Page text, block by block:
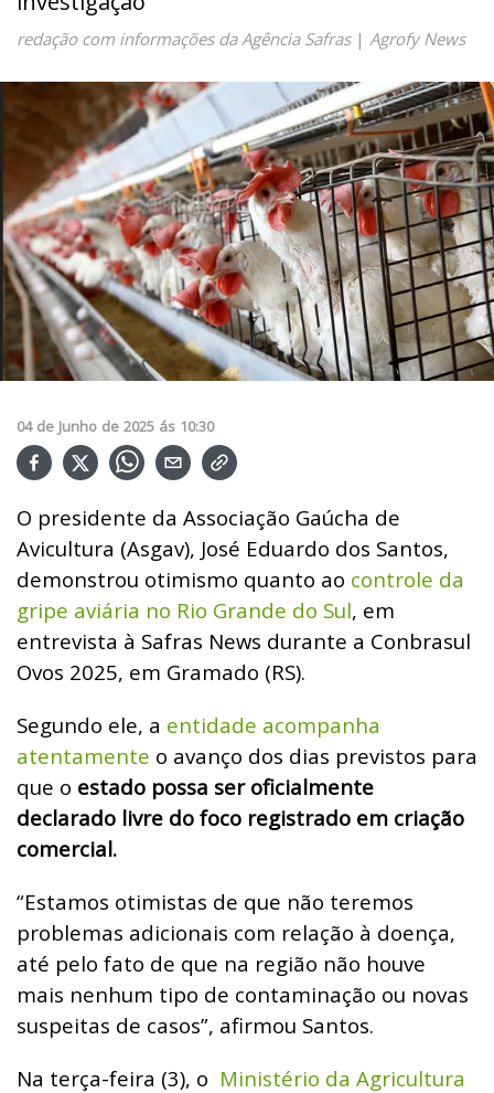
redação com informações da Agência Safras| Agrofy News
04 de Junho de 2025 ás 10:30
O presidente da Associação Gaúcha de
Avicultura (Asgav), José Eduardo dos Santos,
demonstrou otimismo quanto ao controle da
gripe aviária no Rio Grande do Sul, em
entrevista à Safras News durante a Conbrasul
Ovos 2025, em Gramado (RS).
Segundo ele, a entidade acompanha
atentamente o avanço dos dias previstos para
que o estado possa ser oficialmente
declarado livre do foco registrado em criação
comercial.
“Estamos otimistas de que não teremos
problemas adicionais com relação à doença,
até pelo fato de que na região não houve
mais nenhum tipo de contaminação ou novas
suspeitas de casos”, afirmou Santos.
Na terça-feira (3), o Ministério da Agricultura